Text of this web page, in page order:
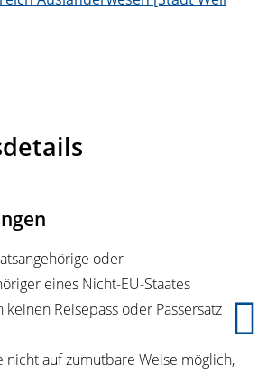
oder
eines Nicht-EU-Staates
keinen Reisepass oder Passersatz
nicht auf zumutbare Weise möglich,